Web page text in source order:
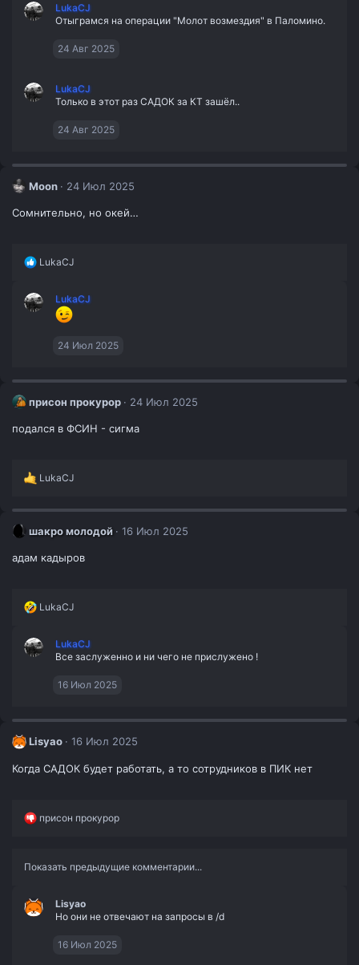
к
ц
LukaCJ
Отыграмся на операции "Молот возмездия" в Паломино.
24 Авг 2025
LukaCJ
Только в этот раз САДОК за КТ зашёл..
24 Авг 2025
Moon 24 Июл 2025
Сомнительно, но окей…
Р
к
ц
LukaCJ
LukaCJ
24 Июл 2025
присон прокурор 24 Июл 2025
подался в ФСИН - сигма
Р
к
ц
и
LukaCJ
шакро молодой 16 Июл 2025
адам кадыров
Р
к
ц
LukaCJ
LukaCJ
Все заслуженно и ни чего не прислужено !
16 Июл 2025
Lisyao 16 Июл 2025
Когда САДОК будет работать, а то сотрудников в ПИК нет
Р
ц
:
присон прокурор
Показать предыдущие комментарии...
Lisyao
Но они не отвечают на запросы в /d
16 Июл 2025